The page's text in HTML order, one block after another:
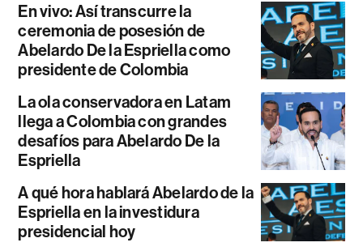
En vivo: Así transcurre la
ceremonia de posesión de
Abelardo De la Espriella como
presidente de Colombia
La ola conservadora en Latam
llega a Colombia con grandes
desafíos para Abelardo De la
Espriella
A qué hora hablará Abelardo de la
Espriella en la investidura
presidencial hoy